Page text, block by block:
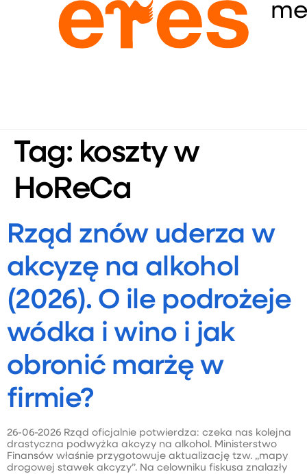
Tag: koszty w
HoReCa
Rząd znów uderza w
akcyzę na alkohol
(2026). O ile podrożeje
wódka i wino i jak
obronić marżę w
firmie?
26-06-2026 Rząd oficjalnie potwierdza: czeka nas kolejna
drastyczna podwyżka akcyzy na alkohol. Ministerstwo
Finansów właśnie przygotowuje aktualizację tzw. „mapy
drogowej stawek akcyzy”. Na celowniku fiskusa znalazły